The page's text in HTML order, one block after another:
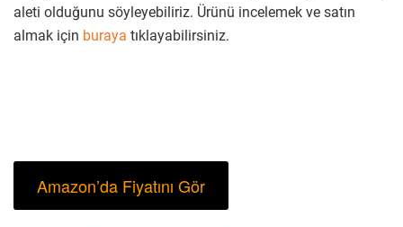
aleti olduğunu söyleyebiliriz. Ürünü incelemek ve satın
almak için buraya tıklayabilirsiniz.
Amazon’da Fiyatını Gör